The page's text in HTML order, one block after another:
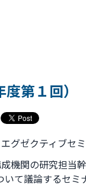
第１回）
ゼクティブセ
機関の研究担当
て議論するセ